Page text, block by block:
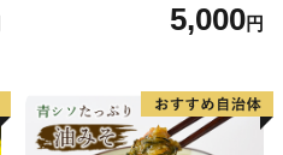
5,000円